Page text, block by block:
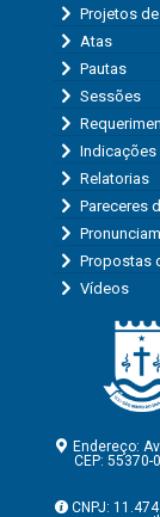
Projetos
Atas
Pautas
Sessões
Indicações
Relatorias
Pareceres
Propostas
Vídeos
Endereço:
CEP: 55370-
CNPJ: